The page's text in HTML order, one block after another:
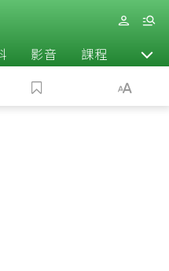
影音 課程 退休